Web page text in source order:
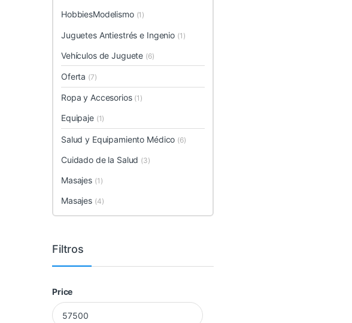
HobbiesModelismo (1)
Juguetes Antiestrés e Ingenio (1)
Vehículos de Juguete (6)
Oferta (7)
Ropa y Accesorios (1)
Equipaje (1)
Salud y Equipamiento Médico (6)
Cuidado de la Salud (3)
Masajes (1)
Masajes (4)
Filtros
Price
Precio mínimo
Precio máximo